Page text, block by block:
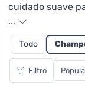
cuidado suave
estos son
gama de
cabellos secos
hierba de limón
favorecida por
...
Todo
Filtro